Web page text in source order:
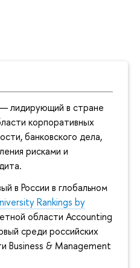
— лидирующий в стране
корпоративных
банковского дела,
рисками и
в России в глобальном
Rankings by
области Accounting
среди российских
Business & Management